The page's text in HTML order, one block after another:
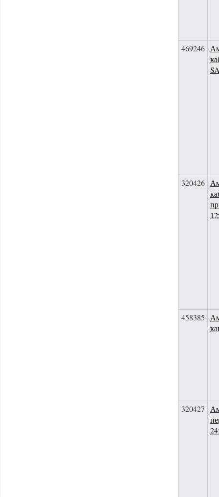
469246
320426
458385
320427